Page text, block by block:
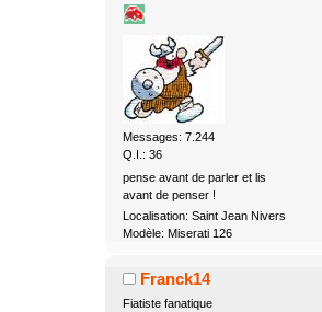
Messages: 7.244
Q.I.: 36
pense avant de parler et lis
avant de penser !
Localisation: Saint Jean Nivers
Modèle: Miserati 126
Franck14
Fiatiste fanatique